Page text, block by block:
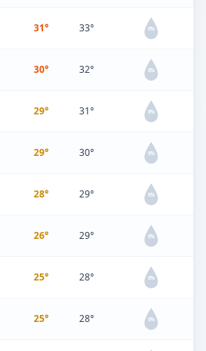
31° 33° 0%
30° 32° 0%
29° 31° 0%
29° 30° 0%
28° 29° 0%
26° 29° 0%
25° 28° 0%
25° 28° 0%